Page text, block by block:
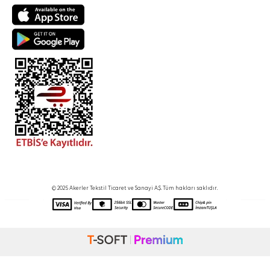
© 2025 Akerler Tekstil Ticaret ve Sanayi A.Ş. Tüm hakları saklıdır.